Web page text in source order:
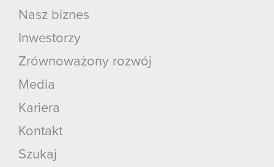
Nasz biznes
Inwestorzy
Zrównoważony rozwój
Media
Kariera
Kontakt
Szukaj